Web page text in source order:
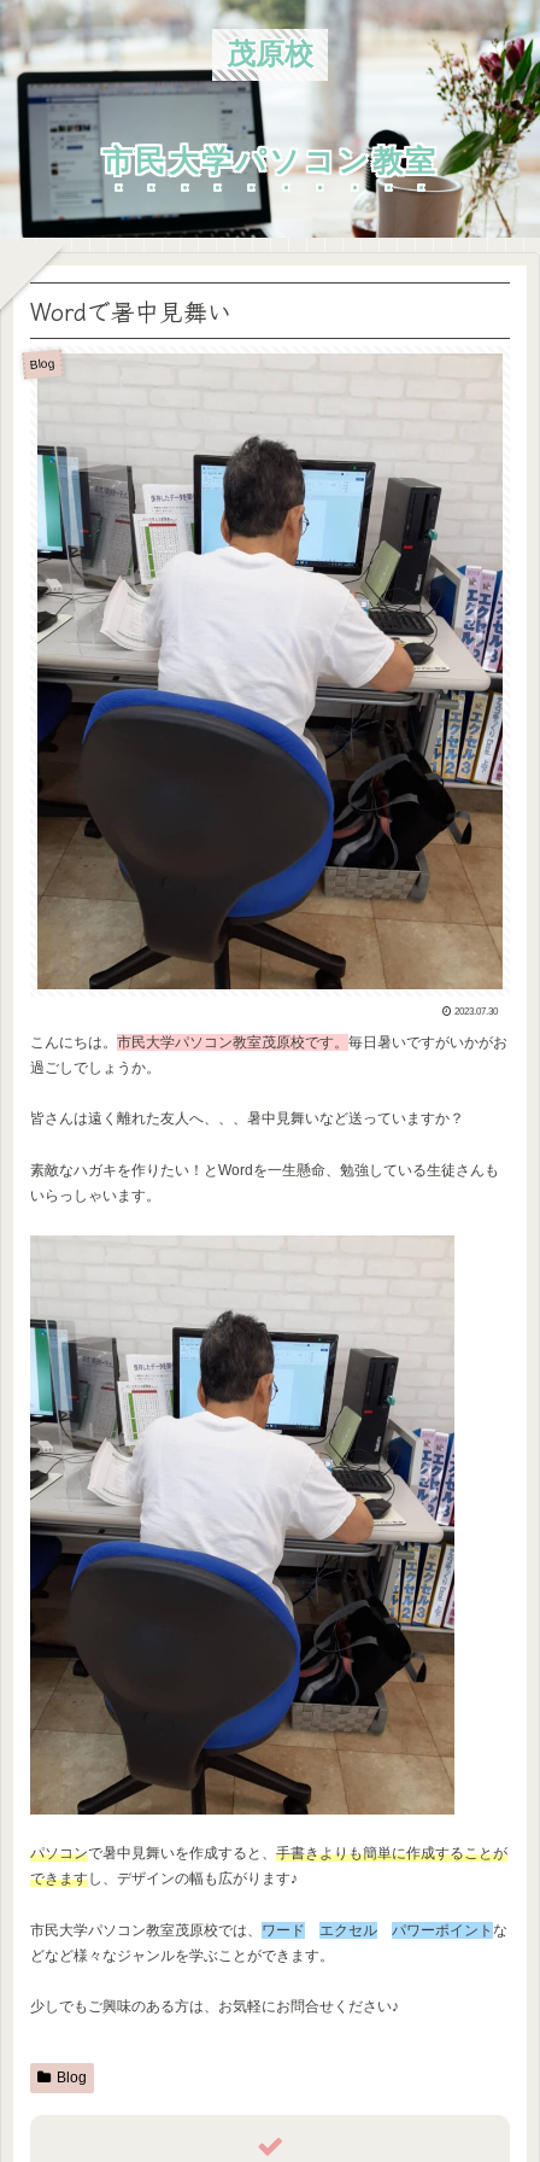
茂原校
市民大学パソコン教室
Wordで暑中見舞い
Blog
2023.07.30
こんにちは。 市民大学パソコン教室茂原校です。 毎日暑いですがいかがお
過ごしでしょうか。
皆さんは遠く離れた友人へ、、、暑中見舞いなど送っていますか？
素敵なハガキを作りたい！とWordを一生懸命、勉強している生徒さんも
いらっしゃいます。
パソコンで暑中見舞いを作成すると、 手書きよりも簡単に作成することが
できますし、デザインの幅も広がります♪
市民大学パソコン教室茂原校では、 ワード エクセル パワーポイント な
どなど様々なジャンルを学ぶことができます。
少しでもご興味のある方は、お気軽にお問合せください♪
Blog